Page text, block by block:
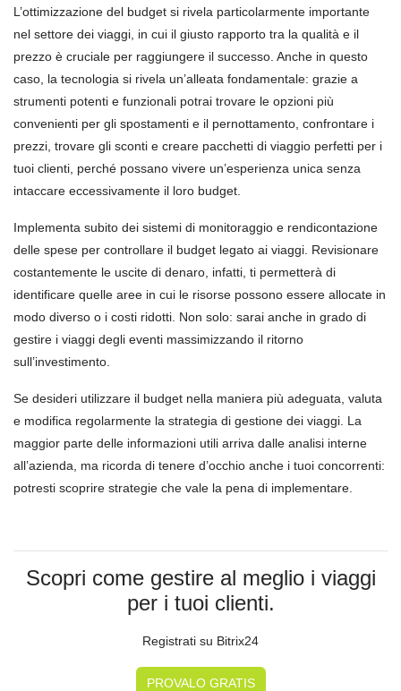
L’ottimizzazione del budget si rivela particolarmente importante
nel settore dei viaggi, in cui il giusto rapporto tra la qualità e il
prezzo è cruciale per raggiungere il successo. Anche in questo
caso, la tecnologia si rivela un’alleata fondamentale: grazie a
strumenti potenti e funzionali potrai trovare le opzioni più
convenienti per gli spostamenti e il pernottamento, confrontare i
prezzi, trovare gli sconti e creare pacchetti di viaggio perfetti per i
tuoi clienti, perché possano vivere un’esperienza unica senza
intaccare eccessivamente il loro budget.
Implementa subito dei sistemi di monitoraggio e rendicontazione
delle spese per controllare il budget legato ai viaggi. Revisionare
costantemente le uscite di denaro, infatti, ti permetterà di
identificare quelle aree in cui le risorse possono essere allocate in
modo diverso o i costi ridotti. Non solo: sarai anche in grado di
gestire i viaggi degli eventi massimizzando il ritorno
sull’investimento.
Se desideri utilizzare il budget nella maniera più adeguata, valuta
e modifica regolarmente la strategia di gestione dei viaggi. La
maggior parte delle informazioni utili arriva dalle analisi interne
all’azienda, ma ricorda di tenere d’occhio anche i tuoi concorrenti:
potresti scoprire strategie che vale la pena di implementare.
Scopri come gestire al meglio i viaggi
per i tuoi clienti.
Registrati su Bitrix24
PROVALO GRATIS